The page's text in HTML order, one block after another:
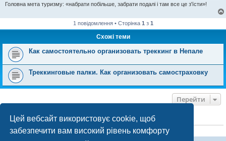
Цей вебсайт використовує cookie, щоб
забезпечити вам високий рівень комфорту
Головна мета туризму: «набрати побільше, забрати подалі і там все це з'їсти»!
1 повідомлення • Сторінка 1 з 1
Схожі теми
Как самостоятельно организовать треккинг в Непале
Треккинговые палки. Как организовать самостраховку
Перейти
ХТО ЗАРАЗ ОНЛАЙН
Зараз переглядають цей форум:ClaudeBot [бот ШІ]і 0 гостей